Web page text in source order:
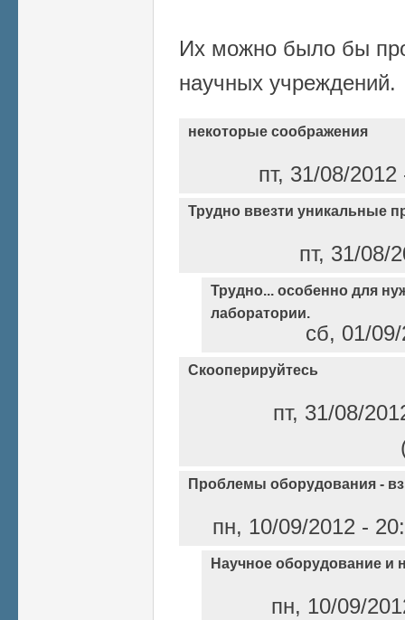
Их можно было бы
научных учреждений.
некоторые соображения
пт, 31/08/
Трудно ввезти уникальные
пт, 31/08/
Трудно... особенно для
лаборатории.
сб, 01/
Скооперируйтесь
пт, 31/08/
Проблемы оборудования -
пн, 10/09/2012 -
Научное оборудование и
пн, 10/09/